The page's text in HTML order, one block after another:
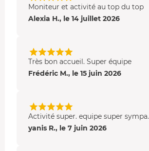
Moniteur et activité au top du top
Alexia H., le 14 juillet 2026
Très bon accueil. Super équipe
Frédéric M., le 15 juin 2026
Activité super. equipe super sympa.
yanis R., le 7 juin 2026